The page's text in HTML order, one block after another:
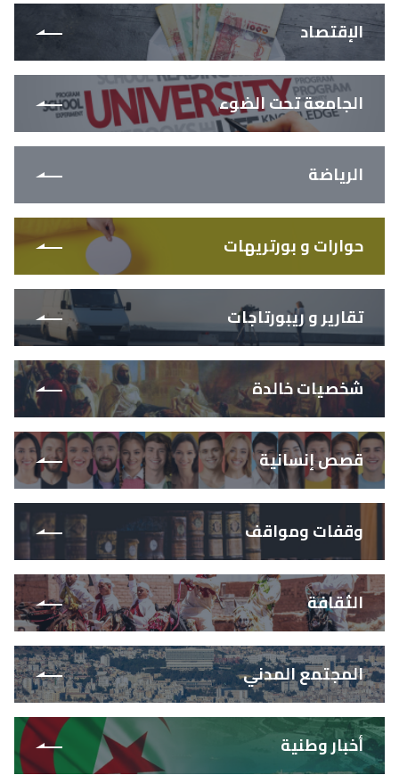
الإقتصاد
الجامعة تحت الضوء
الرياضة
حوارات و بورتريهات
تقارير و ريبورتاجات
شخصيات خالدة
قصص إنسانية
وقفات ومواقف
الثقافة
المجتمع المدني
أخبار وطنية